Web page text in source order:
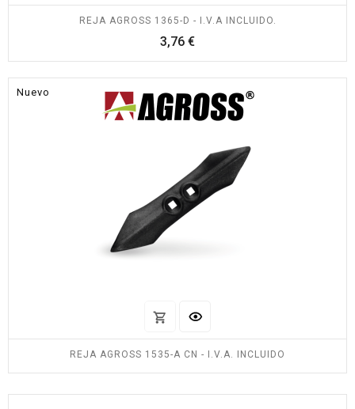
REJA AGROSS 1365-D - I.V.A INCLUIDO.
3,76 €Precio
Nuevo
REJA AGROSS 1535-A CN - I.V.A. INCLUIDO